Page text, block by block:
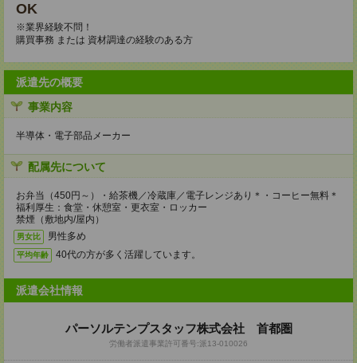
OK
※業界経験不問！
購買事務 または 資材調達の経験のある方
派遣先の概要
事業内容
半導体・電子部品メーカー
配属先について
お弁当（450円～）・給茶機／冷蔵庫／電子レンジあり＊・コーヒー無料＊
福利厚生：食堂・休憩室・更衣室・ロッカー
禁煙（敷地内/屋内）
男女比 男性多め
平均年齢 40代の方が多く活躍しています。
派遣会社情報
パーソルテンプスタッフ株式会社 首都圏
労働者派遣事業許可番号:派13-010026